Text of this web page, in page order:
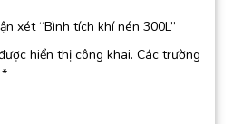
xét “Bình tích khí nén 300L”
hiển thị công khai. Các trường
*